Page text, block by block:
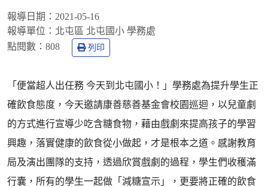
報導日期： 2021-05-16
報導單位： 北屯區 北屯國小 學務處
點閱數： 808 列印
「便當超人出任務 今天到北屯國小！」學務處為提升學生正
確飲食態度，今天邀請康善慈善基金會校園巡迴，以兒童劇
的方式進行宣導少吃含糖食物，藉由戲劇來提高孩子的學習
興趣，落實健康的飲食從小做起，才是根本之道。感謝教育
局及演出團隊的支持，透過欣賞戲劇的過程，學生們收穫滿
行囊，所有的學生一起做「減糖宣示」，更要將正確的飲食